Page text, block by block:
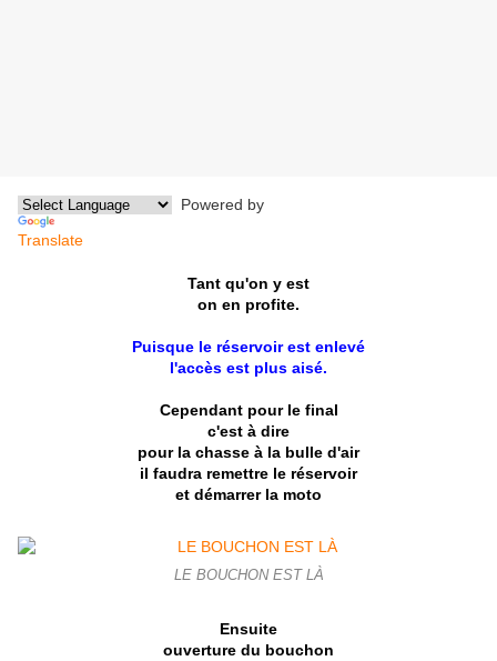
Powered by
Translate
Tant qu'on y est
on en profite.
Puisque le réservoir est enlevé
l'accès est plus aisé.
Cependant pour le final
c'est à dire
pour la chasse à la bulle d'air
il faudra remettre le réservoir
et démarrer la moto
LE BOUCHON EST LÀ
Ensuite
ouverture du bouchon